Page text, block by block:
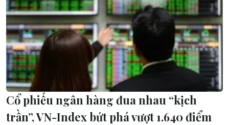
Cổ phiếu ngân hàng đua nhau “kịch
trần”, VN-Index bứt phá vượt 1.640 điểm